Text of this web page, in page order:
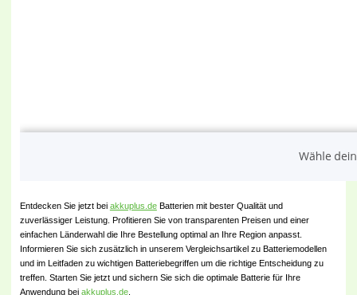
Entdecken Sie jetzt bei akkuplus.deBatterien mit bester Qualität und
zuverlässiger Leistung. Profitieren Sie von transparenten Preisen und einer
einfachen Länderwahl die Ihre Bestellung optimal an Ihre Region anpasst.
Informieren Sie sich zusätzlich in unserem Vergleichsartikel zu Batteriemodellen
und im Leitfaden zu wichtigen Batteriebegriffen um die richtige Entscheidung zu
treffen. Starten Sie jetzt und sichern Sie sich die optimale Batterie für Ihre
Anwendung bei akkuplus.de.